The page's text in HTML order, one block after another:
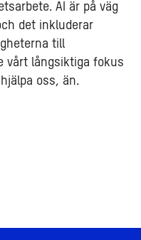
AI är på väg
det inkluderar
till
vårt långsiktiga fokus
oss, än.